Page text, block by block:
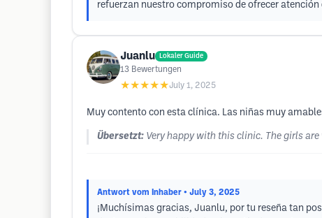
refuerzan nuestro compromiso de ofrecer
Juanlu Lokaler Guide
13 Bewertungen
★★★★★July 1, 2025
Muy contento con esta clínica. Las niñas muy
Übersetzt: Very happy with this clinic. The girls
Antwort vom Inhaber • July 3, 2025
¡Muchísimas gracias, Juanlu, por tu reseña tan